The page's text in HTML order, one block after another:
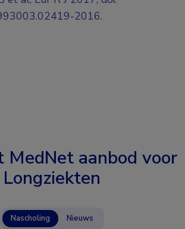
2016.
MedNet aanbod voor
Longziekten
Nascholing Nieuws